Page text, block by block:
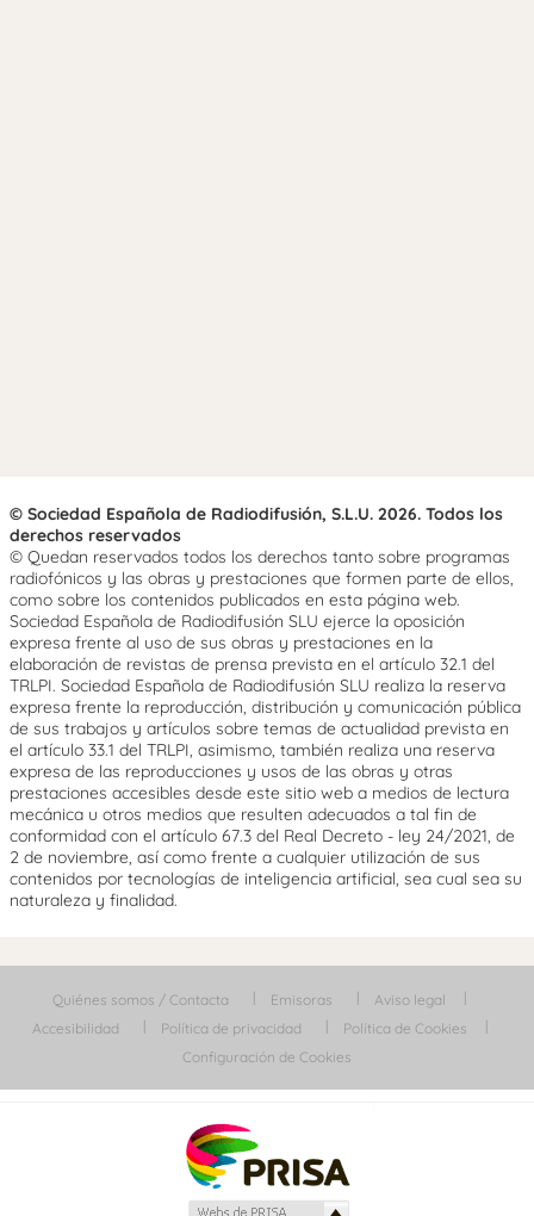
© Sociedad Española de Radiodifusión, S.L.U. 2026. Todos los
derechos reservados
© Quedan reservados todos los derechos tanto sobre programas
radiofónicos y las obras y prestaciones que formen parte de ellos,
como sobre los contenidos publicados en esta página web.
Sociedad Española de Radiodifusión SLU ejerce la oposición
expresa frente al uso de sus obras y prestaciones en la
elaboración de revistas de prensa prevista en el artículo 32.1 del
TRLPI. Sociedad Española de Radiodifusión SLU realiza la reserva
expresa frente la reproducción, distribución y comunicación pública
de sus trabajos y artículos sobre temas de actualidad prevista en
el artículo 33.1 del TRLPI, asimismo, también realiza una reserva
expresa de las reproducciones y usos de las obras y otras
prestaciones accesibles desde este sitio web a medios de lectura
mecánica u otros medios que resulten adecuados a tal fin de
conformidad con el artículo 67.3 del Real Decreto - ley 24/2021, de
2 de noviembre, así como frente a cualquier utilización de sus
contenidos por tecnologías de inteligencia artificial, sea cual sea su
naturaleza y finalidad.
Quiénes somos / Contacta Emisoras
Aviso legal
Accesibilidad
Política de privacidad
Política de Cookies
Configuración de Cookies